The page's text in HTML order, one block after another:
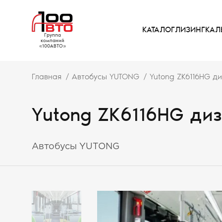
Группа
компаний
«100АВТО»
КАТАЛОГЛИЗИНГ
Главная Автобусы YUTONG Yutong ZK6116HG
Yutong ZK6116HG
Автобусы YUTONG